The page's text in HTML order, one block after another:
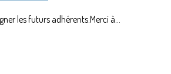
les futurs adhérents.Merci à...